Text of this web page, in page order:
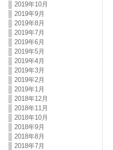
2019年10月
2019年9月
2019年8月
2019年7月
2019年6月
2019年5月
2019年4月
2019年3月
2019年2月
2019年1月
2018年12月
2018年11月
2018年10月
2018年9月
2018年8月
2018年7月